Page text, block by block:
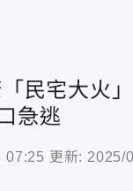
民宅大火
急逃
07:25 更新: 2025/